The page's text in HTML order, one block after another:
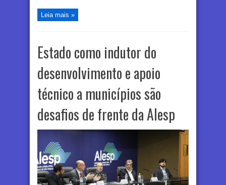
Leia mais »
Estado como indutor do
desenvolvimento e apoio
técnico a municípios são
desafios de frente da Alesp